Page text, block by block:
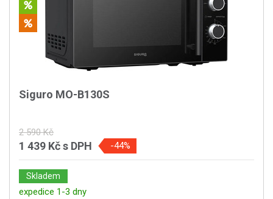
Siguro MO-B130S
2 590 Kč
1 439 Kčs DPH -44%
Skladem
expedice 1-3 dny